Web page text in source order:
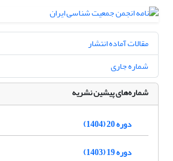
مقالات آماده انتشار
شماره جاری
شماره‌های پیشین نشریه
دوره 20 (1404)
دوره 19 (1403)